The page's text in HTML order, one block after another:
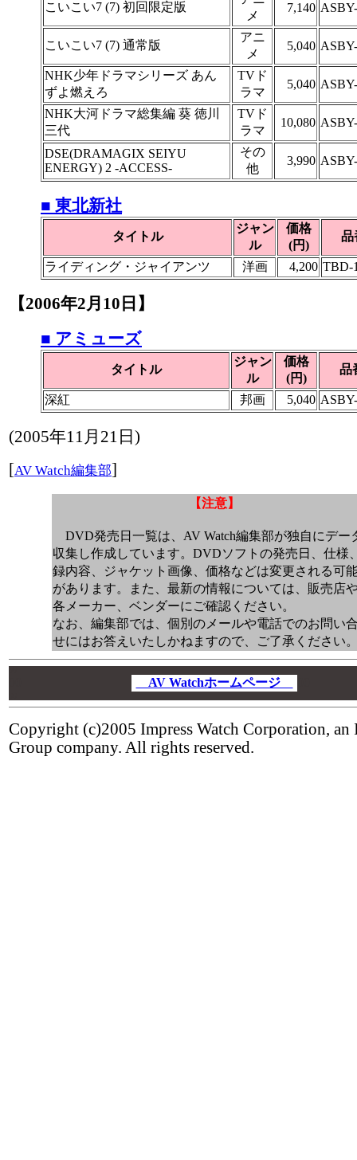
こいこい7 (7) 初回限定版
メ
7,140
こいこい7 (7) 通常版
アニ
メ
5,040
NHK少年ドラマシリーズ あん
ずよ燃えろ
TVド
ラマ
5,040
NHK大河ドラマ総集編 葵 徳川
三代
TVド
ラマ
10,080
DSE(DRAMAGIX SEIYU
ENERGY) 2 -ACCESS-
その
他
3,990
■ 東北新社
タイトル
ジャン
ル
価格
(円)
品
ライディング・ジャイアンツ 洋画 4,200 TBD-
【2006年2月10日】
■ アミューズ
タイトル
ジャン
ル
価格
(円)
品
深紅 邦画 5,040
(2005年11月21日 )
[AV Watch編集部]
【注意】
DVD発売日一覧は、AV Watch編集部が独自にデー
収集し作成しています。DVDソフトの発売日、仕様
録内容、ジャケット画像、価格などは変更される可
があります。また、最新の情報については、販売店
各メーカー、ベンダーにご確認ください。
なお、編集部では、個別のメールや電話でのお問い
せにはお答えいたしかねますので、ご了承ください
AV Watchホームページ
Copyright (c)2005 Impress Watch Corporation, an
Group company. All rights reserved.